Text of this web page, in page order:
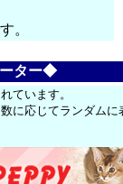
。
ター◆
ています。
に応じてランダムに